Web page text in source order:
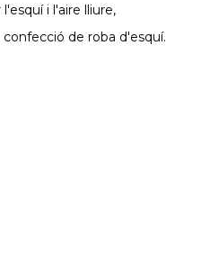
i l'aire lliure,
de roba d'esquí.